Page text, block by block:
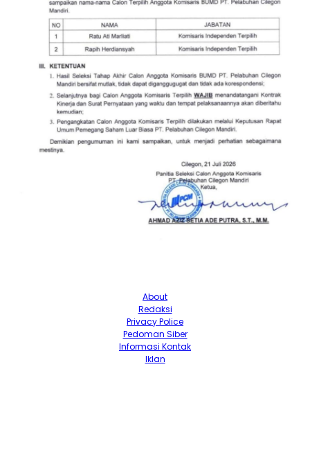
About
Redaksi
Privacy Police
Pedoman Siber
Informasi Kontak
Iklan